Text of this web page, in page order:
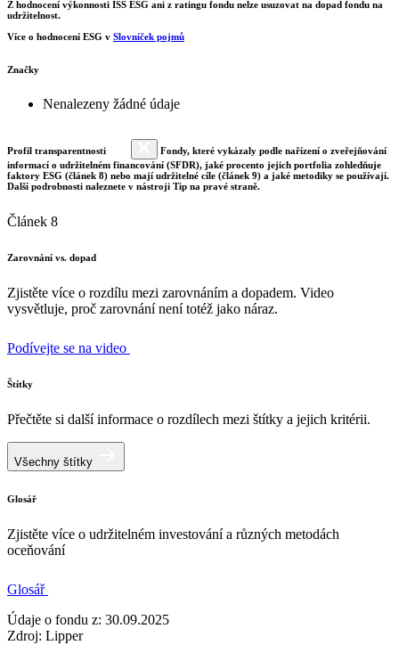
Z hodnocení výkonnosti ISS ESG ani z ratingu fondu nelze usuzovat na dopad fondu na
udržitelnost.
Více o hodnocení ESG v Slovníček pojmů
Značky
Nenalezeny žádné údaje
Profil transparentnosti
Fondy, které vykázaly podle nařízení o zveřejňování
informací o udržitelném financování (SFDR), jaké procento jejich portfolia zohledňuje
faktory ESG (článek 8) nebo mají udržitelné cíle (článek 9) a jaké metodiky se používají.
Další podrobnosti naleznete v nástroji Tip na pravé straně.
Článek 8
Zarovnání vs. dopad
Zjistěte více o rozdílu mezi zarovnáním a dopadem. Video
vysvětluje, proč zarovnání není totéž jako náraz.
Podívejte se na video
Štítky
Přečtěte si další informace o rozdílech mezi štítky a jejich kritérii.
Všechny štítky
Glosář
Zjistěte více o udržitelném investování a různých metodách
oceňování
Glosář
Údaje o fondu z: 30.09.2025
Zdroj: Lipper